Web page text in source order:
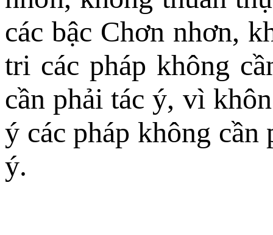
các bậc Chơn nhơn,
tri các pháp không
cần phải tác ý, vì
ý các pháp không cần
ý.